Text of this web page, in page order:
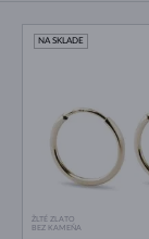
ŽLTÉ ZLATO
BEZ KAMEŇA
NA SKLADE